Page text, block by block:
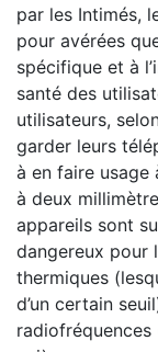
par les Intimés,
pour avérées
spécifique et à
santé des
utilisateurs,
garder leurs
à en faire usage
à deux
appareils sont
dangereux pour
thermiques
d’un certain
radiofréquences